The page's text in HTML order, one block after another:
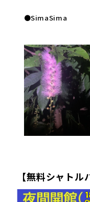
●SimaSima
【無料シャト